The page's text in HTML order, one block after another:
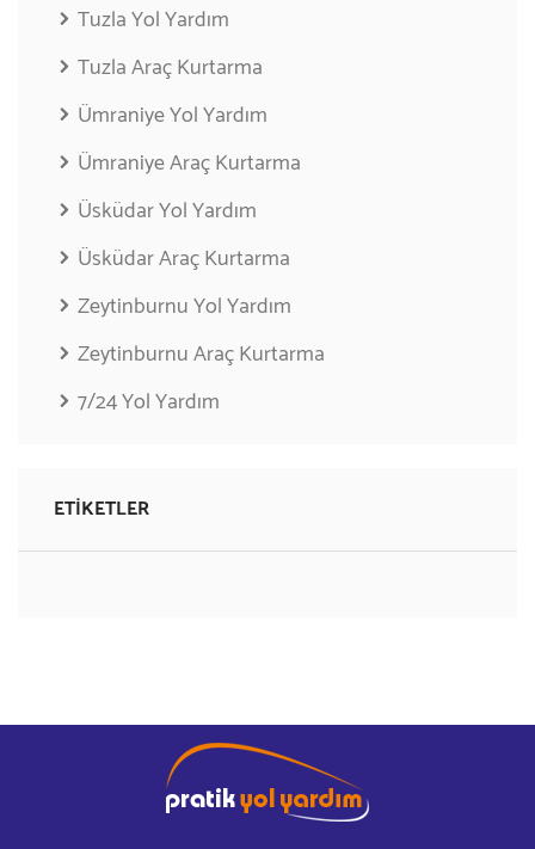
Tuzla Yol Yardım
Tuzla Araç Kurtarma
Ümraniye Yol Yardım
Ümraniye Araç Kurtarma
Üsküdar Yol Yardım
Üsküdar Araç Kurtarma
Zeytinburnu Yol Yardım
Zeytinburnu Araç Kurtarma
7/24 Yol Yardım
ETIKETLER